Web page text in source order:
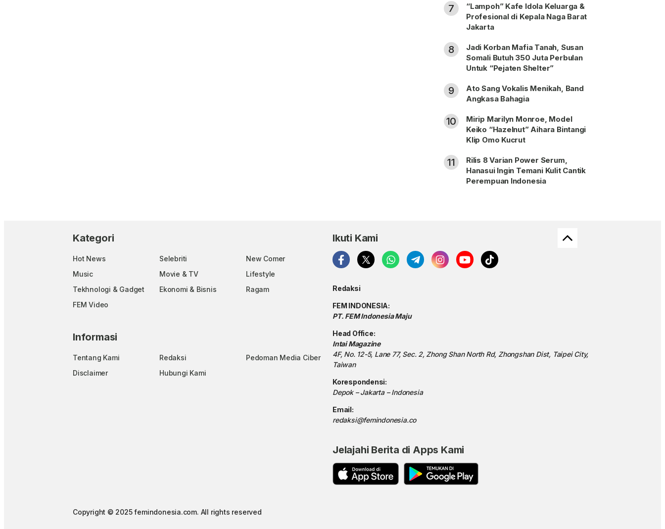
7
“Lampoh” Kafe Idola Keluarga &
Profesional di Kepala Naga Barat
Jakarta
8
Jadi Korban Mafia Tanah, Susan
Somali Butuh 350 Juta Perbulan
Untuk “Pejaten Shelter”
9
Ato Sang Vokalis Menikah, Band
Angkasa Bahagia
10
Mirip Marilyn Monroe, Model
Keiko “Hazelnut” Aihara Bintangi
Klip Omo Kucrut
11
Rilis 8 Varian Power Serum,
Hanasui Ingin Temani Kulit Cantik
Perempuan Indonesia
Kategori
Hot News Selebriti
New Comer
Music
Movie & TV
Lifestyle
Tekhnologi & Gadget
Ekonomi & Bisnis
Ragam
FEM Video
Informasi
Tentang Kami Redaksi
Pedoman Media Ciber
Disclaimer
Hubungi Kami
Ikuti Kami
Redaksi
FEM INDONESIA:
PT. FEM Indonesia Maju
Head Office:
Intai Magazine
4F, No. 12-5, Lane 77, Sec. 2, Zhong Shan North Rd, Zhongshan Dist, Taipei City,
Taiwan
Korespondensi:
Depok – Jakarta – Indonesia
Email:
redaksi@femindonesia.co
Jelajahi Berita di Apps Kami
Copyright © 2025 femindonesia.com. All rights reserved